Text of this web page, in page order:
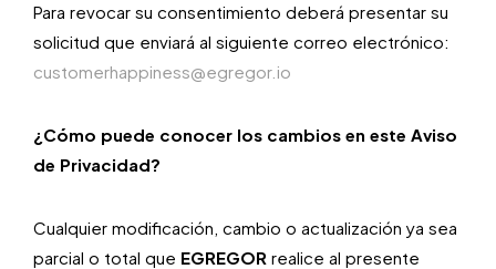
Para revocar su consentimiento deberá presentar su
solicitud que enviará al siguiente correo electrónico:
customerhappiness@egregor.io
¿Cómo puede conocer los cambios en este Aviso
de Privacidad?
Cualquier modificación, cambio o actualización ya sea
parcial o total que EGREGOR realice al presente